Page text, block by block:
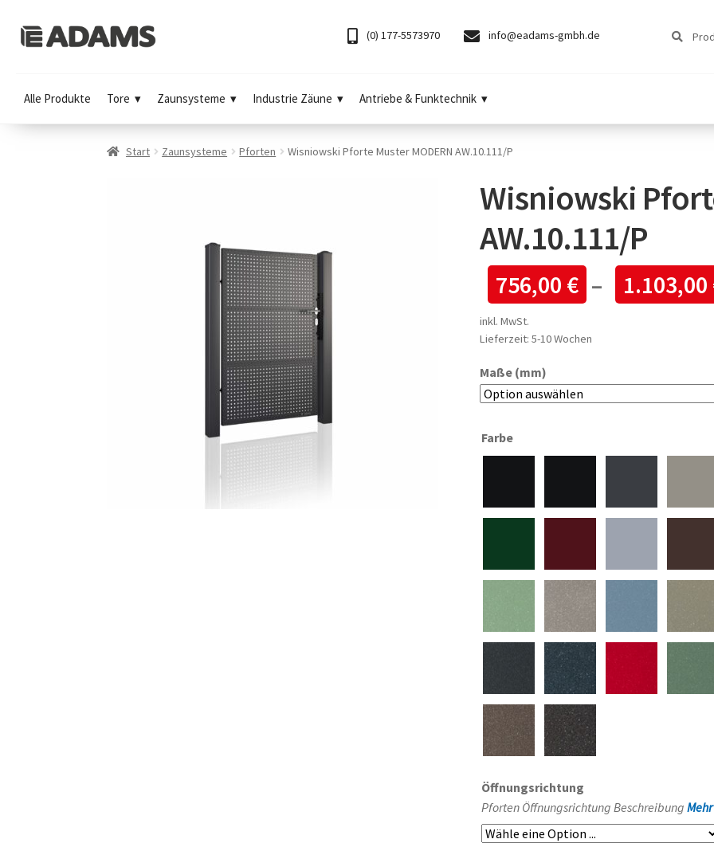
(0) 177-5573970 info@eadams-gmbh.de
nach:
Alle Produkte Tore Zaunsysteme Industrie Zäune Antriebe & Funktechnik
Start Zaunsysteme Pforten Wisniowski Pforte Muster MODERN AW.10.111/P
Wisniowski
AW.10.111/P
756,00 € – 1.103,00
inkl. MwSt.
Lieferzeit: 5-10 Wochen
Maße (mm)
Farbe
Öffnungsrichtung
Pforten Öffnungsrichtung Beschreibung Mehr